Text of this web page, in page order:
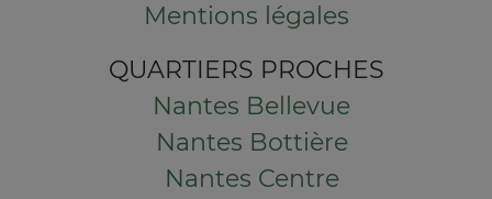
Mentions légales
QUARTIERS PROCHES
Nantes Bellevue
Nantes Bottière
Nantes Centre